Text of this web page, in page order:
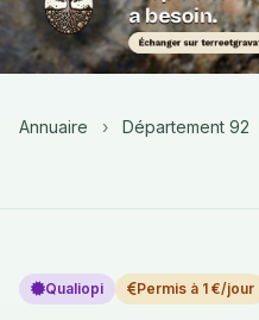
Annuaire › Département 92
Qualiopi Permis à 1 €/jour